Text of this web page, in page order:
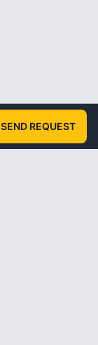
SEND REQUEST